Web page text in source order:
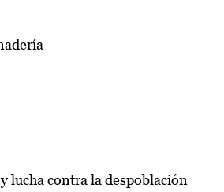
lucha contra la despoblación